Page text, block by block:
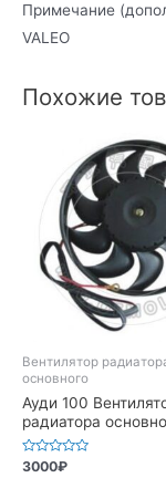
Примечание
VALEO
Похожие
Вентилятор
основного
Ауди 100
радиатора
Оценка
3000₽